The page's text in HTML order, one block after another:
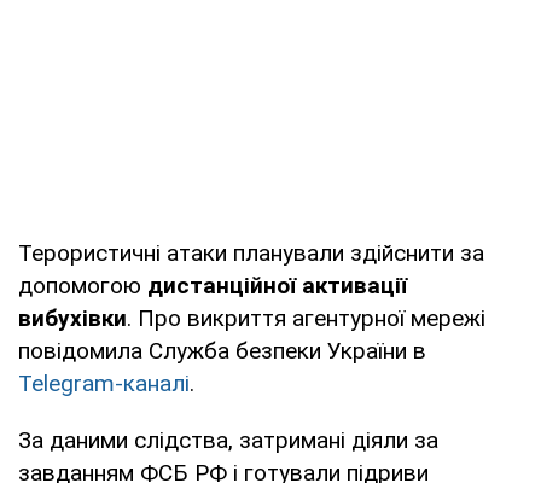
Терористичні атаки планували здійснити за
допомогою дистанційної активації
вибухівки. Про викриття агентурної мережі
повідомила Служба безпеки України в
Telegram-каналі.
За даними слідства, затримані діяли за
завданням ФСБ РФ і готували підриви